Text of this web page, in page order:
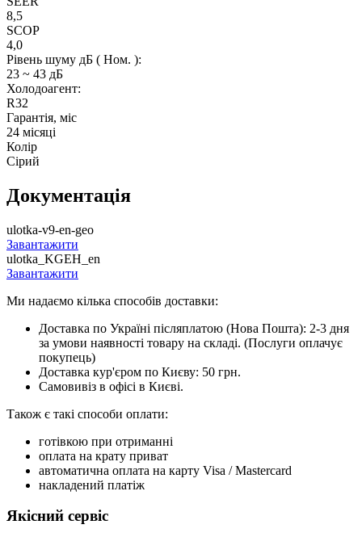
8,5
SCOP
4,0
Рівень шуму дБ ( Ном. ):
23 ~ 43 дБ
Холодоагент:
R32
Гарантія, міс
24 місяці
Колір
Сірий
Документація
ulotka-v9-en-geo
Завантажити
ulotka_KGEH_en
Завантажити
Ми надаємо кілька способів доставки:
Доставка по Україні післяплатою (Нова Пошта): 2-3 дня
за умови наявності товару на складі. (Послуги оплачує
покупець)
Доставка кур'єром по Києву: 50 грн.
Самовивіз в офісі в Києві.
Також є такі способи оплати:
готівкою при отриманні
оплата на крату приват
автоматична оплата на карту Visa / Mastercard
накладений платіж
Якісний сервіс